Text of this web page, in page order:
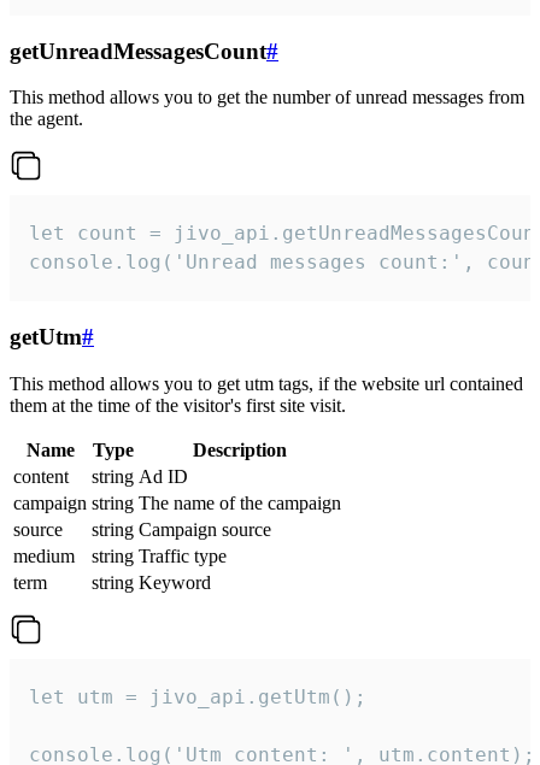
getUnreadMessagesCount#
This method allows you to get the number of unread messages from
the agent.
let count =
console.log('Unread messages count:',
getUtm#
This method allows you to get utm tags, if the website url contained
them at the time of the visitor's first site visit.
Name Type
Description
content
string Ad ID
campaign string The name of the campaign
source
string Campaign source
medium
string Traffic type
term
string Keyword
let utm = jivo_api.getUtm();
console.log('Utm content: ', utm.content);